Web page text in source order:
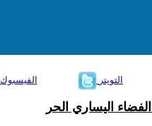
الفيسبوك
التويتر
اليساري الحر